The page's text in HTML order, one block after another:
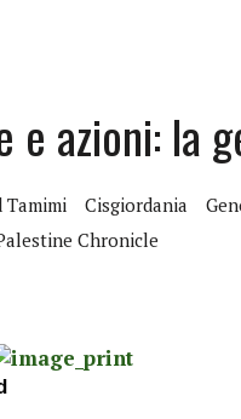
e azioni: la
Tamimi Cisgiordania
Chronicle